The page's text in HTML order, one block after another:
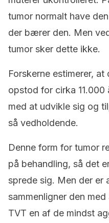
tumor normalt have
der bærer den. Men
tumor sker dette ikke.
Forskerne estimerer,
opstod for cirka
med at udvikle sig og
så vedholdende.
Denne form for tumor
på behandling, så det
sprede sig. Men der er
sammenligner den
TVT en af de mindst